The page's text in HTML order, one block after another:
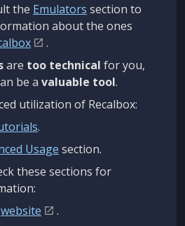
the Emulators section to
about the ones
.
are too technical for you,
be a valuable tool.
utilization of Recalbox:
.
Usage section.
these sections for
website
.